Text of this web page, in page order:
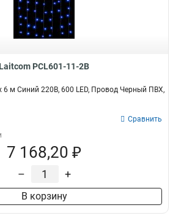
Laitcom PCL601-11-2B
6 м Синий 220В, 600 LED, Провод Черный ПВХ,
Сравнить
7 168,20 ₽
– +
В корзину